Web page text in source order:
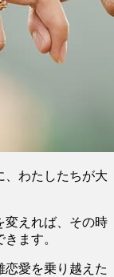
、わたしたちが大
変えれば、その時
ます。
恋愛を乗り越えた